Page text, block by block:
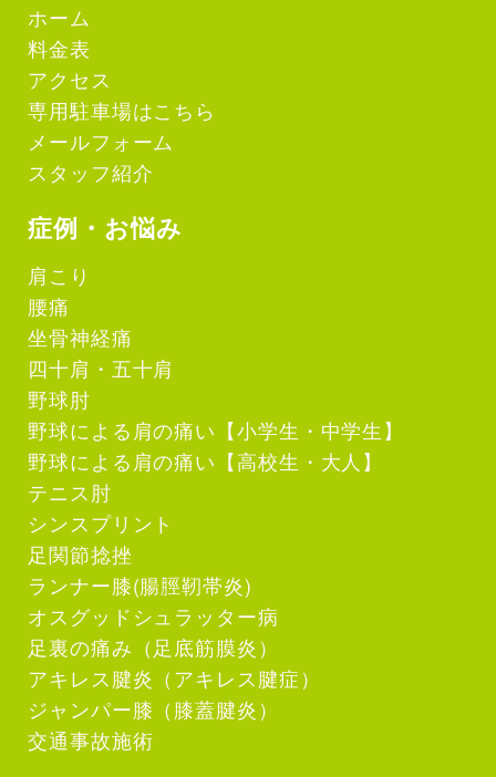
ホーム
料金表
アクセス
専用駐車場はこちら
メールフォーム
スタッフ紹介
症例・お悩み
肩こり
腰痛
坐骨神経痛
四十肩・五十肩
野球肘
野球による肩の痛い【小学生・中学生】
野球による肩の痛い【高校生・大人】
テニス肘
シンスプリント
足関節捻挫
ランナー膝(腸脛靭帯炎)
オスグッドシュラッター病
足裏の痛み（足底筋膜炎）
アキレス腱炎（アキレス腱症）
ジャンパー膝（膝蓋腱炎）
交通事故施術